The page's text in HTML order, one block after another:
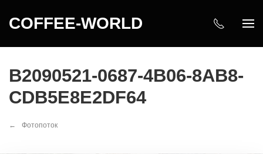
COFFEE-WORLD
B2090521-0687-4B06-8AB8-
CDB5E8E2DF64
Фотопоток